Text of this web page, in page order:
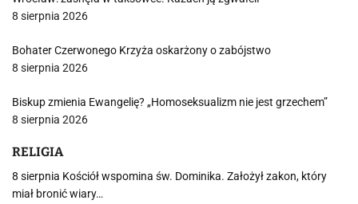
8 sierpnia 2026
Bohater Czerwonego Krzyża oskarżony o zabójstwo
8 sierpnia 2026
Biskup zmienia Ewangelię? „Homoseksualizm nie jest grzechem”
8 sierpnia 2026
RELIGIA
8 sierpnia Kościół wspomina św. Dominika. Założył zakon, który
miał bronić wiary…